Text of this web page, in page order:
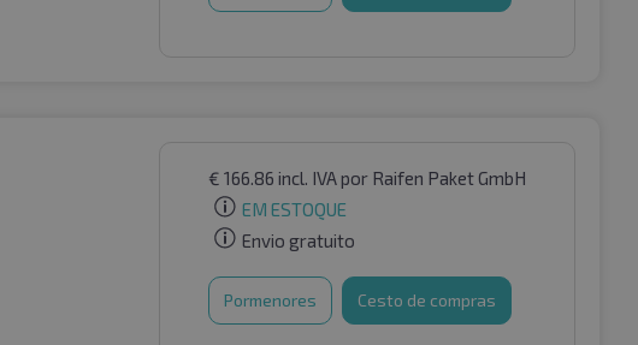
€ 166.86 incl. IVApor Raifen Paket GmbH
EM ESTOQUE
Envio gratuito
Pormenores Cesto de compras